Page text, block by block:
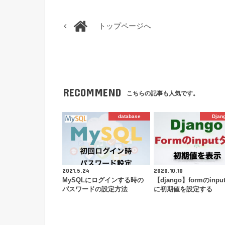
トップページへ
RECOMMEND こちらの記事も人気です。
database
2021.5.24
MySQLにログインする時の
パスワードの設定方法
2020.10.10
【django】formの
に初期値を設定する